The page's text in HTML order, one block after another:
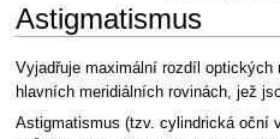
Astigmatismus
Skočit
na
navigaci
Skočit
na
vyhledávání
Vyjadřuje maximální rozdíl optických
hlavních meridiálních rovinách, jež
Astigmatismus (tzv. cylindrická oční